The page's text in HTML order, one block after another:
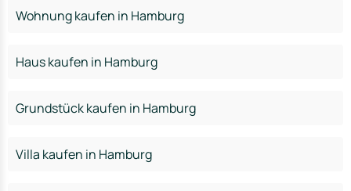
Wohnung kaufen in Hamburg
Haus kaufen in Hamburg
Grundstück kaufen in Hamburg
Villa kaufen in Hamburg